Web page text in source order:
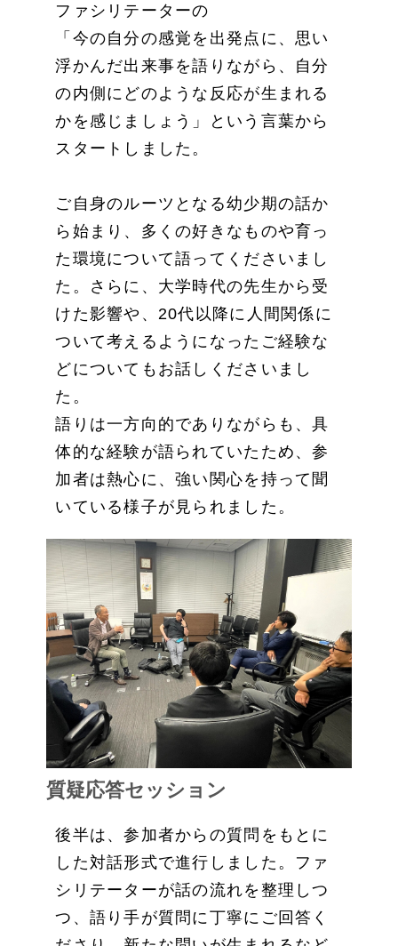
ファシリテーターの
「今の自分の感覚を出発点に、思い
浮かんだ出来事を語りながら、自分
の内側にどのような反応が生まれる
かを感じましょう」という言葉から
スタートしました。
ご自身のルーツとなる幼少期の話か
ら始まり、多くの好きなものや育っ
た環境について語ってくださいまし
た。さらに、大学時代の先生から受
けた影響や、20代以降に人間関係に
ついて考えるようになったご経験な
どについてもお話しくださいまし
た。
語りは一方向的でありながらも、具
体的な経験が語られていたため、参
加者は熱心に、強い関心を持って聞
いている様子が見られました。
質疑応答セッション
後半は、参加者からの質問をもとに
した対話形式で進行しました。ファ
シリテーターが話の流れを整理しつ
つ、語り手が質問に丁寧にご回答く